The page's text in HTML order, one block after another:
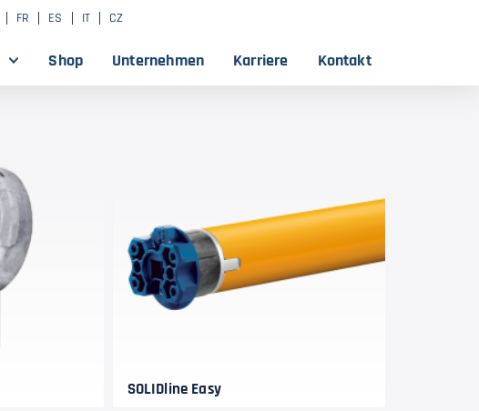
FR ES IT CZ
Shop Unternehmen Karriere Kontakt
SOLIDline Easy